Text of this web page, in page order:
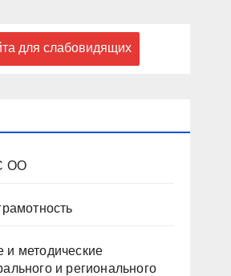
для слабовидящих
ОО
методические
и регионального